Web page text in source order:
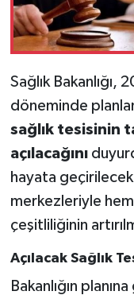
Sağlık Bakanlığı,
döneminde
sağlık tesisinin
açılacağını
hayata
merkezleriyle
çeşitliliğinin
Açılacak Sağlık
Bakanlığın